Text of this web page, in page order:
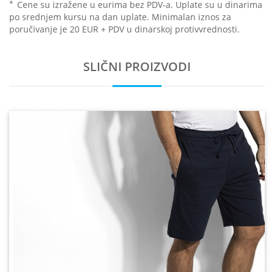
* Cene su izražene u eurima bez PDV-a. Uplate su u dinarima
po srednjem kursu na dan uplate. Minimalan iznos za
poručivanje je 20 EUR + PDV u dinarskoj protivvrednosti.
SLIČNI PROIZVODI